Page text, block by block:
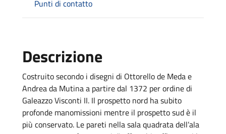
Punti di contatto
Descrizione
Costruito secondo i disegni di Ottorello de Meda e
Andrea da Mutina a partire dal 1372 per ordine di
Galeazzo Visconti II. Il prospetto nord ha subito
profonde manomissioni mentre il prospetto sud è il
più conservato. Le pareti nella sala quadrata dell’ala